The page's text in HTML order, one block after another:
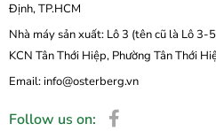
Định, TP.HCM
Nhà máy sản xuất: Lô 3 (tên cũ là Lô 3-
KCN Tân Thới Hiệp, Phường Tân Thới
Email: info@osterberg.vn
Follow us on: